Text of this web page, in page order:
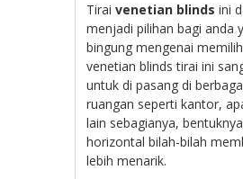
Tirai venetian blinds ini
menjadi pilihan bagi anda
bingung mengenai
venetian blinds tirai ini
untuk di pasang di
ruangan seperti kantor,
lain sebagianya,
horizontal bilah-bilah
lebih menarik.